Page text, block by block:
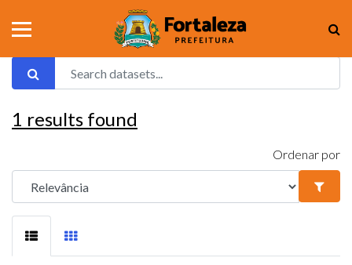
1 results found
Ordenar por